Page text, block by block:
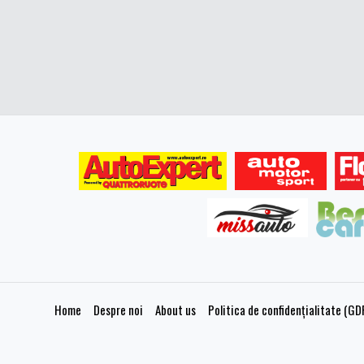
Home Despre noi About us Politica de confidențialitate